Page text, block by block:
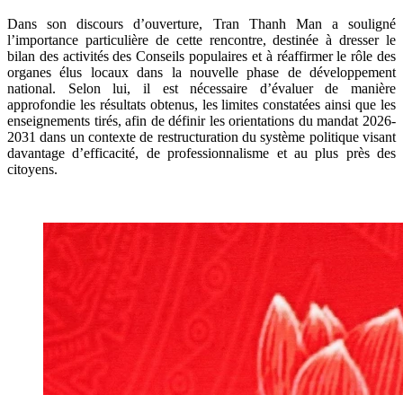
Dans son discours d’ouverture, Tran Thanh Man a souligné
l’importance particulière de cette rencontre, destinée à dresser le
bilan des activités des Conseils populaires et à réaffirmer le rôle des
organes élus locaux dans la nouvelle phase de développement
national. Selon lui, il est nécessaire d’évaluer de manière
approfondie les résultats obtenus, les limites constatées ainsi que les
enseignements tirés, afin de définir les orientations du mandat 2026-
2031 dans un contexte de restructuration du système politique visant
davantage d’efficacité, de professionnalisme et au plus près des
citoyens.